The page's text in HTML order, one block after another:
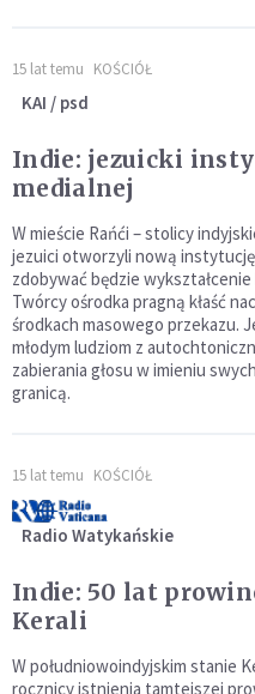
15 lat temu KOŚCIÓŁ
KAI / psd
Indie: jezuicki
medialnej
W mieście Rańći – stolicy
jezuici otworzyli nową
zdobywać będzie
Twórcy ośrodka pragną kłaść
środkach masowego przekazu.
młodym ludziom z
zabierania głosu w imieniu
granicą.
15 lat temu KOŚCIÓŁ
Radio Watykańskie
Indie: 50 lat
Kerali
W południowoindyjskim stanie
rocznicy istnienia tamtejszej